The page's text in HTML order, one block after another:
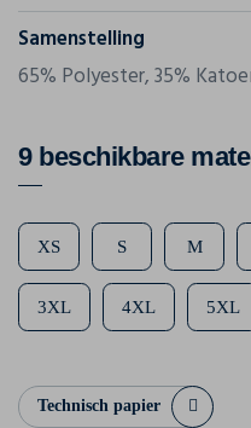
Samenstelling
65% Polyester, 35%
9 beschikbare
XS S M
3XL 4XL 5XL
Technisch papier